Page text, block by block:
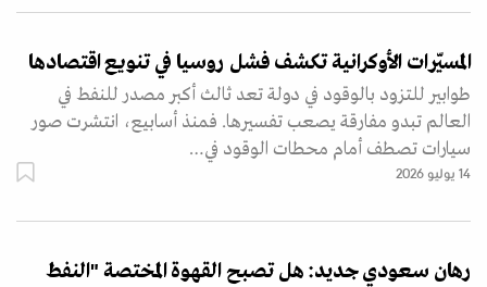
المسيّرات الأوكرانية تكشف فشل روسيا في تنويع اقتصادها
طوابير للتزود بالوقود في دولة تعد ثالث أكبر مصدر للنفط في
العالم تبدو مفارقة يصعب تفسيرها. فمنذ أسابيع، انتشرت صور
سيارات تصطف أمام محطات الوقود في…
14 يوليو 2026
رهان سعودي جديد: هل تصبح القهوة المختصة "النفط